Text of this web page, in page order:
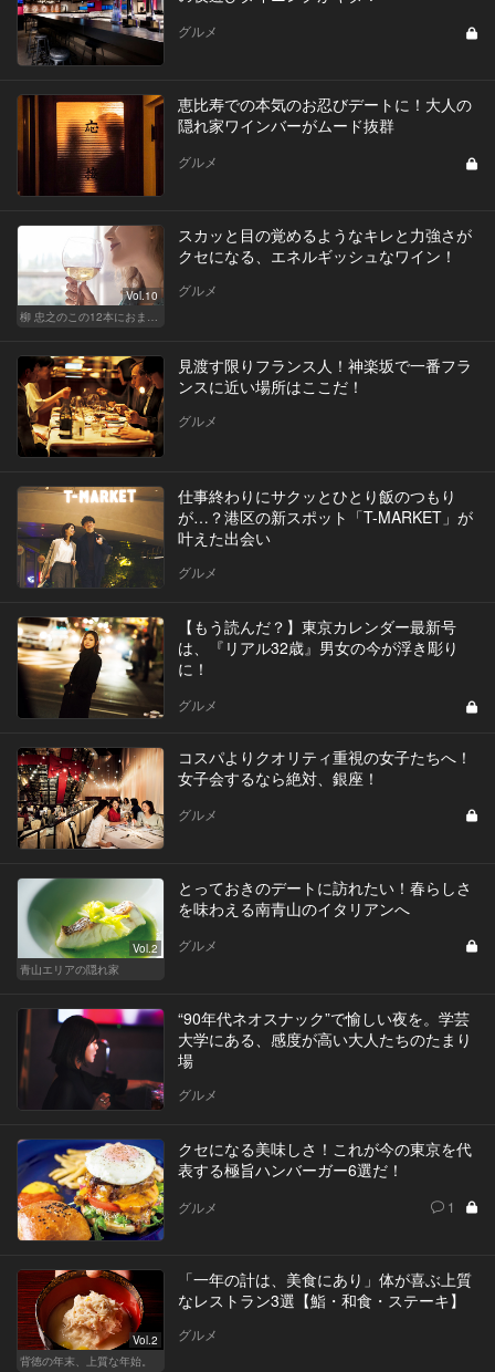
グルメ
恵比寿での本気のお忍びデートに！大人の
隠れ家ワインバーがムード抜群
グルメ
Vol.10
柳 忠之のこの12本におまかせ
スカッと目の覚めるようなキレと力強さが
クセになる、エネルギッシュなワイン！
グルメ
見渡す限りフランス人！神楽坂で一番フラ
ンスに近い場所はここだ！
グルメ
仕事終わりにサクッとひとり飯のつもり
が…？港区の新スポット「T-MARKET」が
叶えた出会い
グルメ
【もう読んだ？】東京カレンダー最新号
は、『リアル32歳』男女の今が浮き彫り
に！
グルメ
コスパよりクオリティ重視の女子たちへ！
女子会するなら絶対、銀座！
グルメ
Vol.2
青山エリアの隠れ家
とっておきのデートに訪れたい！春らしさ
を味わえる南青山のイタリアンへ
グルメ
“90年代ネオスナック”で愉しい夜を。学芸
大学にある、感度が高い大人たちのたまり
場
グルメ
クセになる美味しさ！これが今の東京を代
表する極旨ハンバーガー6選だ！
グルメ 1
Vol.2
背徳の年末、上質な年始。
「一年の計は、美食にあり」体が喜ぶ上質
なレストラン3選【鮨・和食・ステーキ】
グルメ